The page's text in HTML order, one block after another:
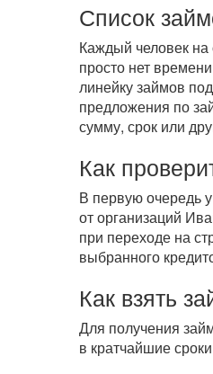
Список
Каждый человек на
просто нет
линейку займов
предложения по
сумму, срок или
Как
В первую очередь
от организаций
при переходе на
выбранного
Как взять
Для получения
в кратчайшие